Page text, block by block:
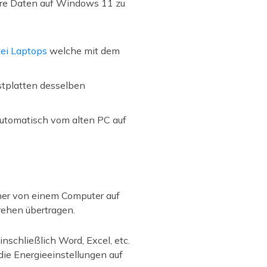
Daten auf Windows 11 zu
Laptops welche mit dem
desselben
vom alten PC auf
von einem Computer auf
übertragen.
Word, Excel, etc.
Energieeinstellungen auf